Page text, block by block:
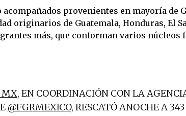
acompañados provenientes en mayoría de
originarios de Guatemala, Honduras, El
más, que conforman varios núcleos
, EN COORDINACIÓN CON LA
@FGRMEXICO, RESCATÓ ANOCHE A 343